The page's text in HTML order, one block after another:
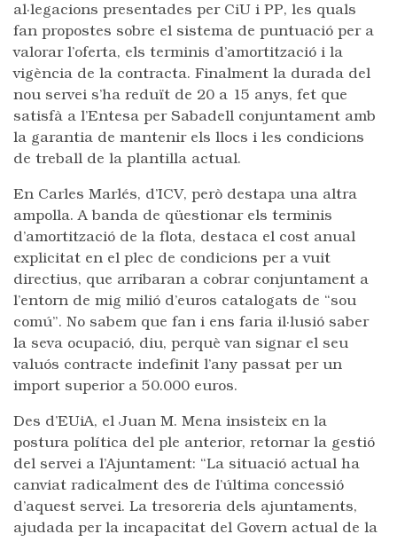
al·legacions presentades per CiU i PP, les quals
fan propostes sobre el sistema de puntuació per a
valorar l’oferta, els terminis d’amortització i la
vigència de la contracta. Finalment la durada del
nou servei s’ha reduït de 20 a 15 anys, fet que
satisfà a l’Entesa per Sabadell conjuntament amb
la garantia de mantenir els llocs i les condicions
de treball de la plantilla actual.
En Carles Marlés, d’ICV, però destapa una altra
ampolla. A banda de qüestionar els terminis
d’amortització de la flota, destaca el cost anual
explicitat en el plec de condicions per a vuit
directius, que arribaran a cobrar conjuntament a
l’entorn de mig milió d’euros catalogats de “sou
comú”. No sabem que fan i ens faria il·lusió saber
la seva ocupació, diu, perquè van signar el seu
valuós contracte indefinit l’any passat per un
import superior a 50.000 euros.
Des d’EUiA, el Juan M. Mena insisteix en la
postura política del ple anterior, retornar la gestió
del servei a l’Ajuntament: “La situació actual ha
canviat radicalment des de l’última concessió
d’aquest servei. La tresoreria dels ajuntaments,
ajudada per la incapacitat del Govern actual de la